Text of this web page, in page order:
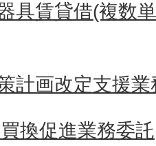
具賃貸借(複数
計画改定支援業
換促進業務委託